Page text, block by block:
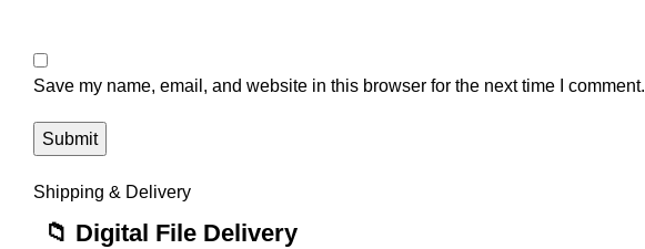
Save my name, email, and website in this browser for the next time I comment.
Shipping & Delivery
📁 Digital File Delivery